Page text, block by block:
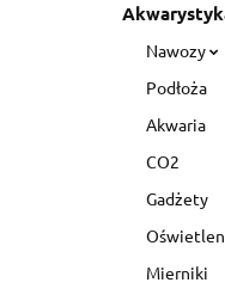
Nawozy
Podłoża
Akwaria
CO2
Gadżety
Mierniki